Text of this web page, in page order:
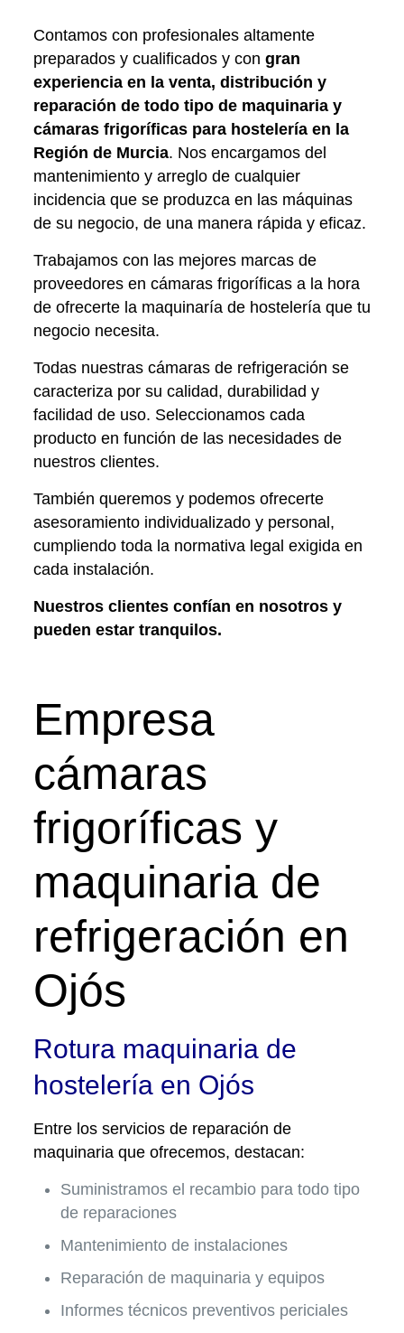
Contamos con profesionales altamente
preparados y cualificados y con gran
experiencia en la venta, distribución y
reparación de todo tipo de maquinaria y
cámaras frigoríficas para hostelería en la
Región de Murcia. Nos encargamos del
mantenimiento y arreglo de cualquier
incidencia que se produzca en las máquinas
de su negocio, de una manera rápida y eficaz.
Trabajamos con las mejores marcas de
proveedores en cámaras frigoríficas a la hora
de ofrecerte la maquinaría de hostelería que tu
negocio necesita.
Todas nuestras cámaras de refrigeración se
caracteriza por su calidad, durabilidad y
facilidad de uso. Seleccionamos cada
producto en función de las necesidades de
nuestros clientes.
También queremos y podemos ofrecerte
asesoramiento individualizado y personal,
cumpliendo toda la normativa legal exigida en
cada instalación.
Nuestros clientes confían en nosotros y
pueden estar tranquilos.
Empresa
cámaras
frigoríficas y
maquinaria de
refrigeración en
Ojós
Rotura maquinaria de
hostelería en Ojós
Entre los servicios de reparación de
maquinaria que ofrecemos, destacan:
Suministramos el recambio para todo tipo
de reparaciones
Mantenimiento de instalaciones
Reparación de maquinaria y equipos
Informes técnicos preventivos periciales